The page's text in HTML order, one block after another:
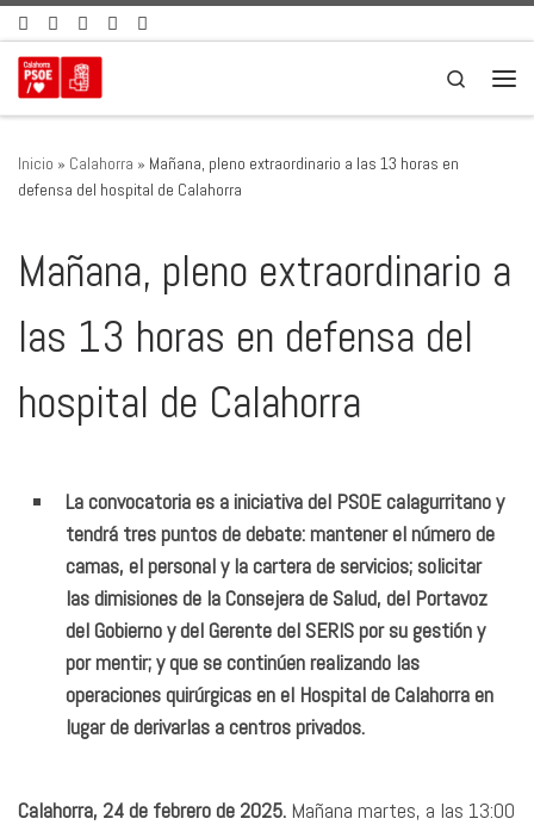
Saltar al contenido
Search
Inicio » Calahorra » Mañana, pleno extraordinario a las 13 horas en
defensa del hospital de Calahorra
Mañana, pleno extraordinario a
las 13 horas en defensa del
hospital de Calahorra
La convocatoria es a iniciativa del PSOE calagurritano y
tendrá tres puntos de debate: mantener el número de
camas, el personal y la cartera de servicios; solicitar
las dimisiones de la Consejera de Salud, del Portavoz
del Gobierno y del Gerente del SERIS por su gestión y
por mentir; y que se continúen realizando las
operaciones quirúrgicas en el Hospital de Calahorra en
lugar de derivarlas a centros privados.
Calahorra, 24 de febrero de 2025. Mañana martes, a las 13:00